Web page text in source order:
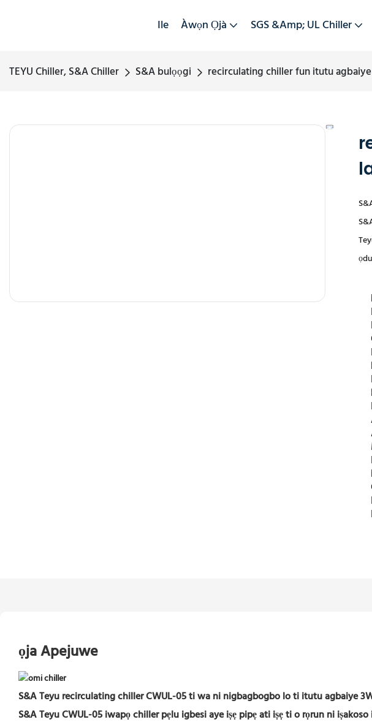
Ile Àwọn Ọjà SGS &amp; UL Chiller
TEYU Chiller, S&A Chiller S&A bulọọgi recirculating chiller fun itutu agbaiye
ọja Apejuwe
S&A Teyu recirculating chiller CWUL-05 ti wa ni nigbagbogbo lo ti itutu agbaiye
S&A Teyu CWUL-05 iwapọ chiller pẹlu igbesi aye iṣẹ pipẹ ati iṣẹ ti o rọrun ni